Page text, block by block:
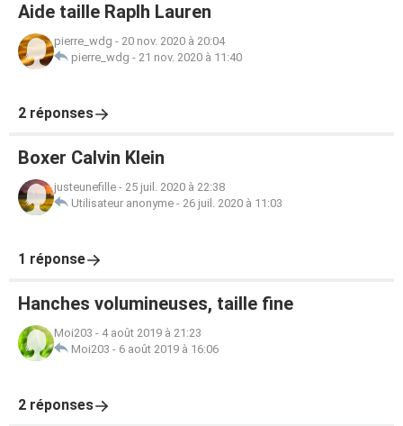
Aide taille Raplh Lauren
pierre_wdg - 20 nov. 2020 à 20:04
pierre_wdg - 21 nov. 2020 à 11:40
2 réponses
Boxer Calvin Klein
justeunefille - 25 juil. 2020 à 22:38
Utilisateur anonyme - 26 juil. 2020 à 11:03
1 réponse
Hanches volumineuses, taille fine
Moi203 - 4 août 2019 à 21:23
Moi203 - 6 août 2019 à 16:06
2 réponses